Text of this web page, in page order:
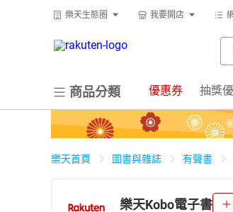
樂天生態圈 我要開店
商品分類 優惠券 抽獎
樂天首頁 圖書與雜誌 有聲書
樂天Kobo電子書